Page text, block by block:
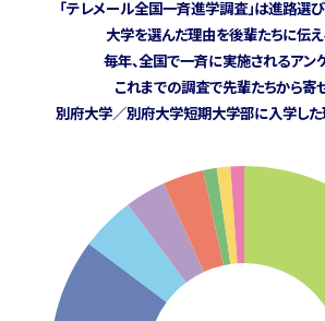
「テレメール全国一斉進学調査」は進路選
大学を選んだ理由を後輩たちに伝え
毎年、全国で一斉に実施されるアン
これまでの調査で先輩たちから寄
別府大学／別府大学短期大学部に入学した